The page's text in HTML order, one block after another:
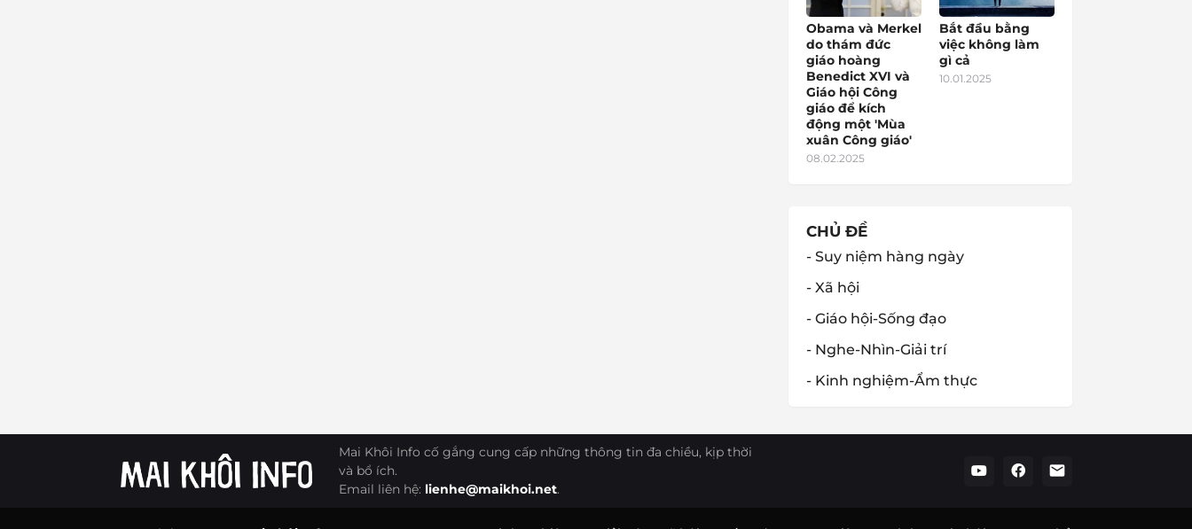
Obama và Merkel
do thám đức
giáo hoàng
Benedict XVI và
Giáo hội Công
giáo để kích
động một 'Mùa
xuân Công giáo'
08.02.2025
Bắt đầu bằng
việc không làm
gì cả
10.01.2025
CHỦ ĐỀ
- Suy niệm hàng ngày
- Xã hội
- Giáo hội-Sống đạo
- Nghe-Nhìn-Giải trí
- Kinh nghiệm-Ẩm thực
Mai Khôi Info cố gắng cung cấp những thông tin đa chiều, kịp thời
và bổ ích.
Email liên hệ: lienhe@maikhoi.net.